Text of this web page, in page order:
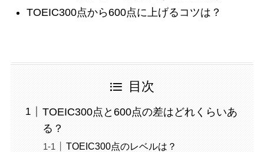
TOEIC300点から600点に上げるコツは？
目次
TOEIC300点と600点の差はどれくらいあ
る？
TOEIC300点のレベルは？